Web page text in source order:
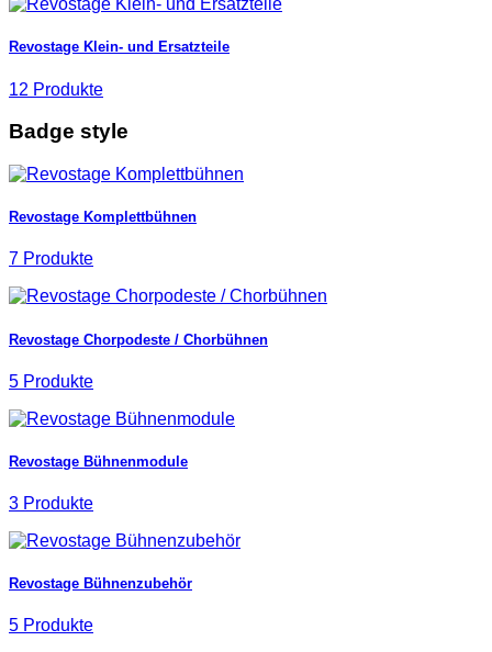
Revostage Klein- und Ersatzteile
12 Produkte
Badge style
Revostage Komplettbühnen
7 Produkte
Revostage Chorpodeste / Chorbühnen
5 Produkte
Revostage Bühnenmodule
3 Produkte
Revostage Bühnenzubehör
5 Produkte